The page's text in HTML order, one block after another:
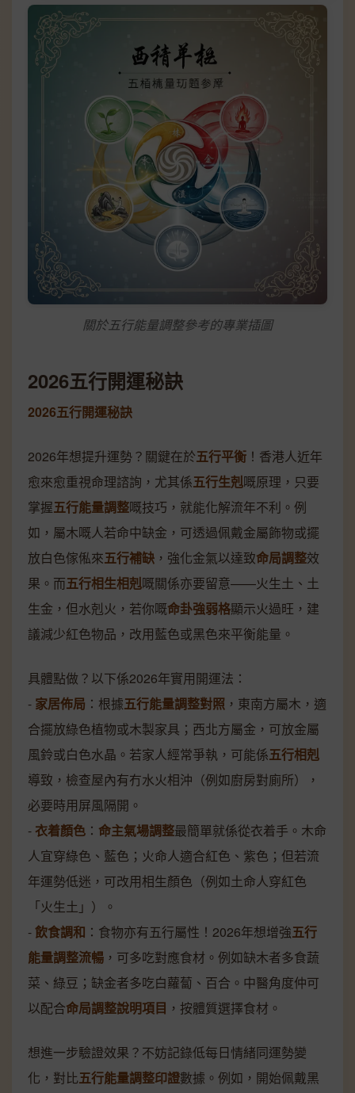
關於五行能量調整參考的專業插圖
2026五行開運秘訣
2026五行開運秘訣
2026年想提升運勢？關鍵在於五行平衡 ！香港人近年
愈來愈重視命理諮詢，尤其係五行生剋嘅原理，只要
掌握五行能量調整嘅技巧，就能化解流年不利。例
如，屬木嘅人若命中缺金，可透過佩戴金屬飾物或擺
放白色傢俬來五行補缺 ，強化金氣以達致命局調整效
果。而五行相生相剋嘅關係亦要留意——火生土、土
生金，但水剋火，若你嘅命卦強弱格顯示火過旺，建
議減少紅色物品，改用藍色或黑色來平衡能量。
具體點做？以下係2026年實用開運法：
- 家居佈局 ：根據五行能量調整對照 ，東南方屬木，適
合擺放綠色植物或木製家具；西北方屬金，可放金屬
風鈴或白色水晶。若家人經常爭執，可能係五行相剋
導致，檢查屋內有冇水火相沖（例如廚房對廁所），
必要時用屏風隔開。
- 衣着顏色 ： 命主氣場調整最簡單就係從衣着手。木命
人宜穿綠色、藍色；火命人適合紅色、紫色；但若流
年運勢低迷，可改用相生顏色（例如土命人穿紅色
「火生土」）。
-飲食調和 ：食物亦有五行屬性！2026年想增強五行
能量調整流暢 ，可多吃對應食材。例如缺木者多食蔬
菜、綠豆；缺金者多吃白蘿蔔、百合。中醫角度仲可
以配合命局調整說明項目 ，按體質選擇食材。
想進一步驗證效果？不妨記錄低每日情緒同運勢變
化，對比五行能量調整印證數據。例如，開始佩戴黑